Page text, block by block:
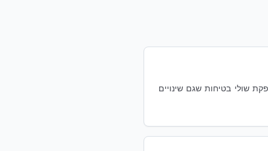
לתוחלת חיים ארוכה, שדרוגים ושינויי-שימוש. מעטפת 4 שעות מספקת שולי בטיחות שגם שינויים